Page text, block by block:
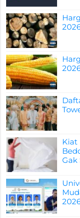
Kiat
Gak